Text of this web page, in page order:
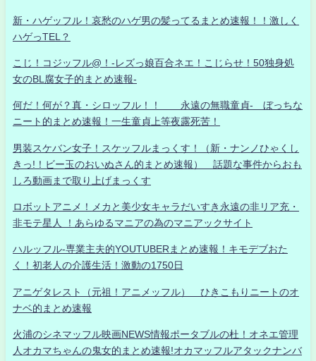
新・ハゲッフル！哀愁のハゲ男の髪ってるまとめ速報！！激しく
ハゲっTEL？
こじ！コジッフル@！-レズっ娘百合ネエ！こじらせ！50独身処
女のBL腐女子的まとめ速報-
何だ！何が？真・シロッフル！！ 永遠の無職童貞- ぼっちな
ニート的まとめ速報！一生童貞上等夜露死苦！
男装スケバン女子！スケッフルまっくす！（新・ナンノひゃくし
きっ!！ビー玉のおいぬさん的まとめ速報） 話題な事件からおも
しろ動画まで取り上げまっくす
ロボットアニメ！メカと美少女キャラだいすき永遠の非リア充・
非モテ星人 ！あらゆるマニアの為のマニアックサイト
ハルッフル-専業主夫的YOUTUBERまとめ速報！キモデブおた
く！初老人の介護生活！激動の1750日
アニゲタレスト（元祖！アニメッフル） ひきこもりニートのオ
ナベ的まとめ速報
火浦のシネマッフル映画NEWS情報ポータブルの杜！オネエ管理
人オカマちゃんの鬼女的まとめ速報!オカマッフルアタックナンバ